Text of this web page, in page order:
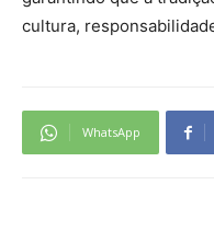
cultura,
WhatsApp